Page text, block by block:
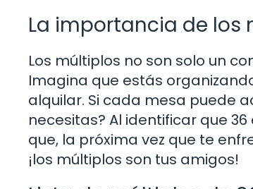
La importancia de los
Los múltiplos no son solo un
Imagina que estás
alquilar. Si cada mesa puede
necesitas? Al identificar que
que, la próxima vez que te
¡los múltiplos son tus amigos!